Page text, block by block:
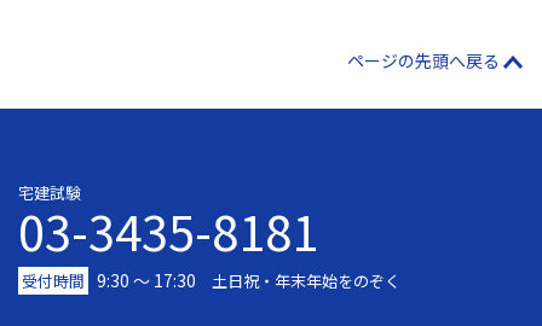
ページの先頭へ戻る
宅建試験
03-3435-8181
受付時間 9:30 〜 17:30 土日祝・年末年始をのぞく